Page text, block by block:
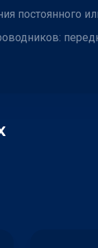
постоянного